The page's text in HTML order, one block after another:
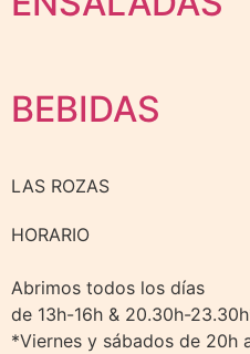
BEBIDAS
LAS ROZAS
HORARIO
Abrimos todos los días
de 13h-16h & 20.30h-
*Viernes y sábados de 20h